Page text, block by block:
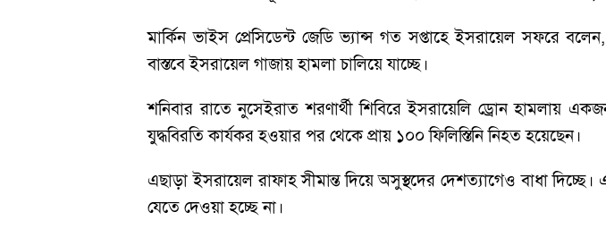
মার্কিন ভাইস প্রেসিডেন্ট জেডি ভ্যান্স গত সপ্তাহে ইসরায়েল সফরে
বাস্তবে ইসরায়েল গাজায় হামলা চালিয়ে যাচ্ছে।
শনিবার রাতে নুসেইরাত শরণার্থী শিবিরে ইসরায়েলি ড্রোন
যুদ্ধবিরতি কার্যকর হওয়ার পর থেকে প্রায় ১০০ ফিলিস্তিনি নিহত হয়েছেন।
এছাড়া ইসরায়েল রাফাহ সীমান্ত দিয়ে অসুস্থদের দেশত্যাগেও বাধা
যেতে দেওয়া হচ্ছে না।